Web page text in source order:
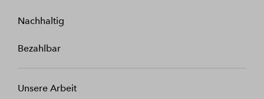
Nachhaltig
Bezahlbar
Unsere Arbeit